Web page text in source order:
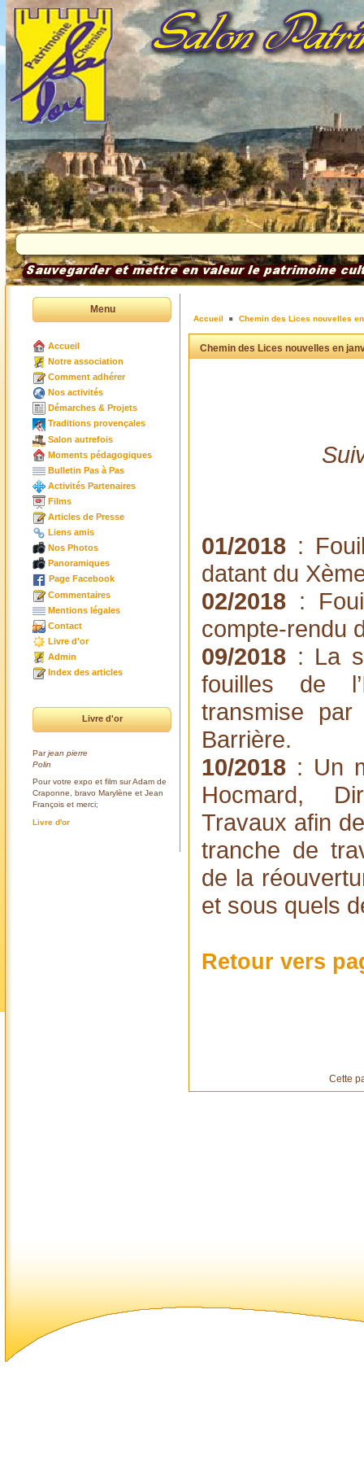
Menu
Accueil
Notre association
Comment adhérer
Nos activités
Démarches & Projets
Traditions provençales
Salon autrefois
Moments pédagogiques
Bulletin Pas à Pas
Activités Partenaires
Films
Articles de Presse
Liens amis
Nos Photos
Panoramiques
Page Facebook
Commentaires
Mentions légales
Contact
Livre d'or
Admin
Index des articles
Livre d'or
Parjean pierre
Polin
Pour votre expo et film sur Adam de
Craponne, bravo Marylène et Jean
François et merci;
Livre d'or
Accueil Chemin des Lices nouvelles
Chemin des Lices nouvelles en
01/2018 :
datant du
02/2018 :
compte-rendu
09/2018 : La
fouilles de
transmise par
Barrière.
10/2018 : Un
Hocmard,
Travaux afin
tranche de
de la
et sous quels
Retour vers
Cette